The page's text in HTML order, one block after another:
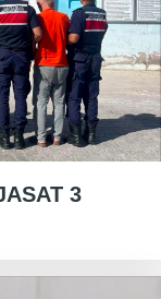
3